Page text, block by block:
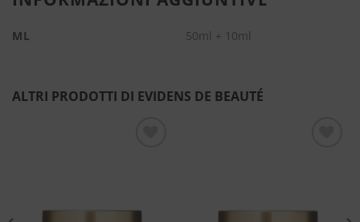
ML 50ml + 10ml
ALTRI PRODOTTI DI EVIDENS DE BEAUTÉ